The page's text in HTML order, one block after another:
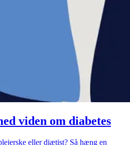
viden om diabetes
eller diætist? Så hæng en